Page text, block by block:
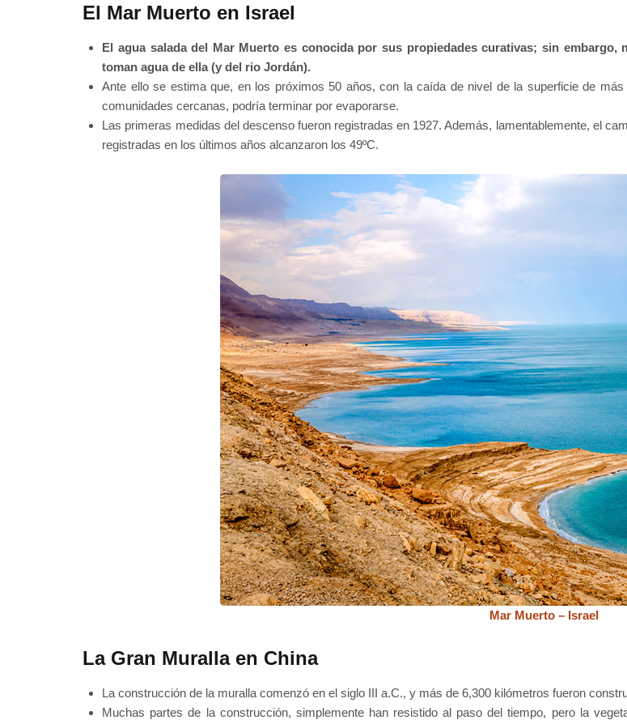
El Mar Muerto en Israel
El agua salada del Mar Muerto es conocida por sus propiedades curativas; sin
toman agua de ella (y del rio Jordán).
Ante ello se estima que, en los próximos 50 años, con la caída de nivel de la superficie de
comunidades cercanas, podría terminar por evaporarse.
Las primeras medidas del descenso fueron registradas en 1927. Además, lamentablemente, el
registradas en los últimos años alcanzaron los 49ºC.
Mar Muerto – Israel
La Gran Muralla en China
La construcción de la muralla comenzó en el siglo III a.C., y más de 6,300 kilómetros fueron
Muchas partes de la construcción, simplemente han resistido al paso del tiempo, pero la